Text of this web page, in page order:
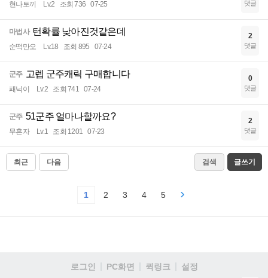
현나토끼 Lv.2 조회 736 07-25 댓글
마법사 턴확률 낮아진것같은데
순떡만오 Lv.18 조회 895 07-24
2
댓글
군주 고렙 군주캐릭 구매합니다
패닉이 Lv.2 조회 741 07-24
0
댓글
군주 51군주 얼마나할까요?
무혼자 Lv.1 조회 1201 07-23
2
댓글
최근 다음 검색 글쓰기
1 2 3 4 5
로그인 PC화면 퀵링크
설정